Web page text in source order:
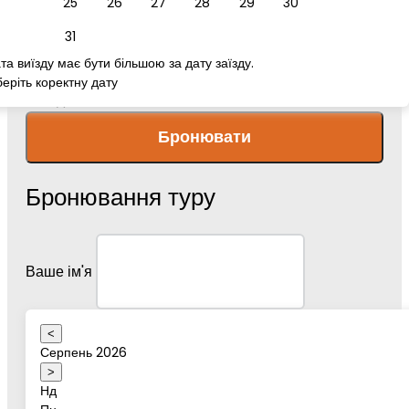
31
виїзду має бути більшою за дату заїзду.
коректну дату
Бронювати
Бронювання туру
Ваше ім'я
<
Серпень 2026
>
Нд
Дата туру